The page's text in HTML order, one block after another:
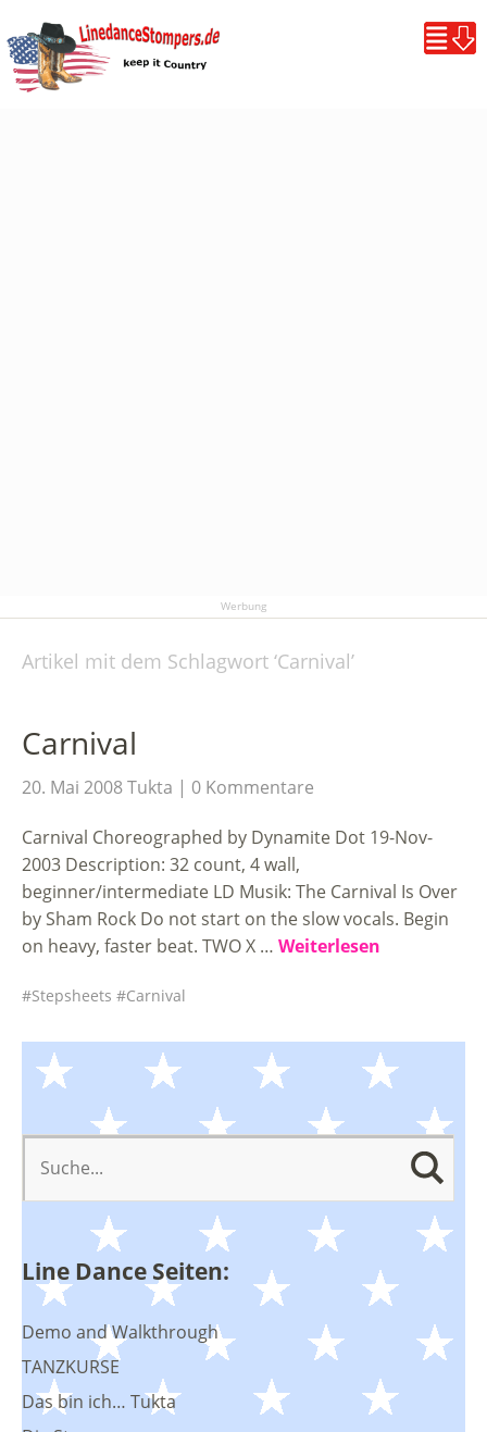
Werbung
Artikel mit dem Schlagwort ‘Carnival’
Carnival
20. Mai 2008Tukta 0 Kommentare
Carnival Choreographed by Dynamite Dot 19-Nov-
2003 Description: 32 count, 4 wall,
beginner/intermediate LD Musik: The Carnival Is Over
by Sham Rock Do not start on the slow vocals. Begin
on heavy, faster beat. TWO X … Weiterlesen
Stepsheets Carnival
Line Dance Seiten:
Demo and Walkthrough
TANZKURSE
Das bin ich… Tukta